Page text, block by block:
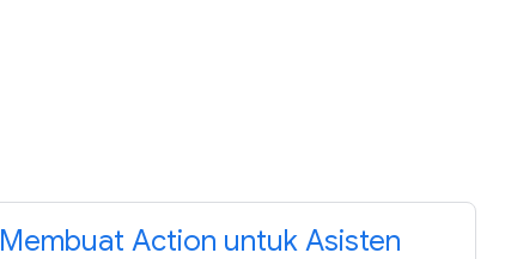
Membuat Action untuk Asisten